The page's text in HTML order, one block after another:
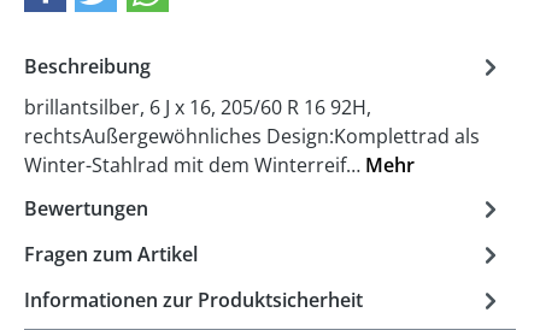
Beschreibung
brillantsilber, 6 J x 16, 205/60 R 16 92H,
rechtsAußergewöhnliches Design:Komplettrad als
Winter-Stahlrad mit dem Winterreif… Mehr
Bewertungen
Fragen zum Artikel
Informationen zur Produktsicherheit